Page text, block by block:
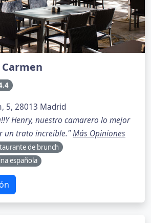
5, 28013 Madrid
Henry, nuestro camarero lo mejor
un trato increíble."Más Opiniones
de brunch
española